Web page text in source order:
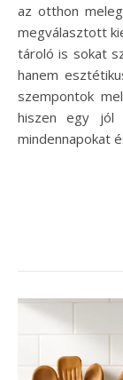
az otthon
megválasztott
tároló is sokat
hanem
szempontok
hiszen egy jól
mindennapokat